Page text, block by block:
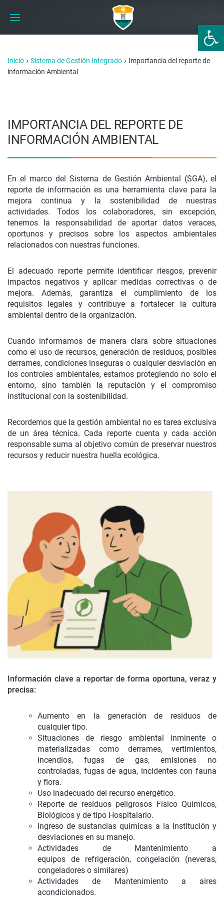
Abrir
Inicio › Sistema de Gestión Integrado › Importancia del reporte de
información Ambiental
IMPORTANCIA DEL REPORTE DE
INFORMACIÓN AMBIENTAL
En el marco del Sistema de Gestión Ambiental (SGA), el
reporte de información es una herramienta clave para la
mejora continua y la sostenibilidad de nuestras
actividades. Todos los colaboradores, sin excepción,
tenemos la responsabilidad de aportar datos veraces,
oportunos y precisos sobre los aspectos ambientales
relacionados con nuestras funciones.
El adecuado reporte permite identificar riesgos, prevenir
impactos negativos y aplicar medidas correctivas o de
mejora. Además, garantiza el cumplimiento de los
requisitos legales y contribuye a fortalecer la cultura
ambiental dentro de la organización.
Cuando informamos de manera clara sobre situaciones
como el uso de recursos, generación de residuos, posibles
derrames, condiciones inseguras o cualquier desviación en
los controles ambientales, estamos protegiendo no solo el
entorno, sino también la reputación y el compromiso
institucional con la sostenibilidad.
Recordemos que la gestión ambiental no es tarea exclusiva
de un área técnica. Cada reporte cuenta y cada acción
responsable suma al objetivo común de preservar nuestros
recursos y reducir nuestra huella ecológica.
Información clave a reportar de forma oportuna, veraz y
precisa:
Aumento en la generación de residuos de
cualquier tipo.
Situaciones de riesgo ambiental inminente o
materializadas como derrames, vertimientos,
incendios, fugas de gas, emisiones no
controladas, fugas de agua, incidentes con fauna
y flora.
Uso inadecuado del recurso energético.
Reporte de residuos peligrosos Físico Químicos,
Biológicos y de tipo Hospitalario.
Ingreso de sustancias químicas a la Institución y
desviaciones en su manejo.
Actividades de Mantenimiento a
equipos de refrigeración, congelación (neveras,
congeladores o similares)
Actividades de Mantenimiento a aires
acondicionados.